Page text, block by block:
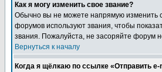
Как я могу изменить свое звание?
Обычно вы не можете напрямую изменить
форумов используют звания, чтобы
звания. Пожалуйста, не засоряйте форум
Вернуться к началу
Когда я щёлкаю по ссылке «Отправить